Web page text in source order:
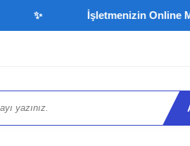
İşletmenizin Online